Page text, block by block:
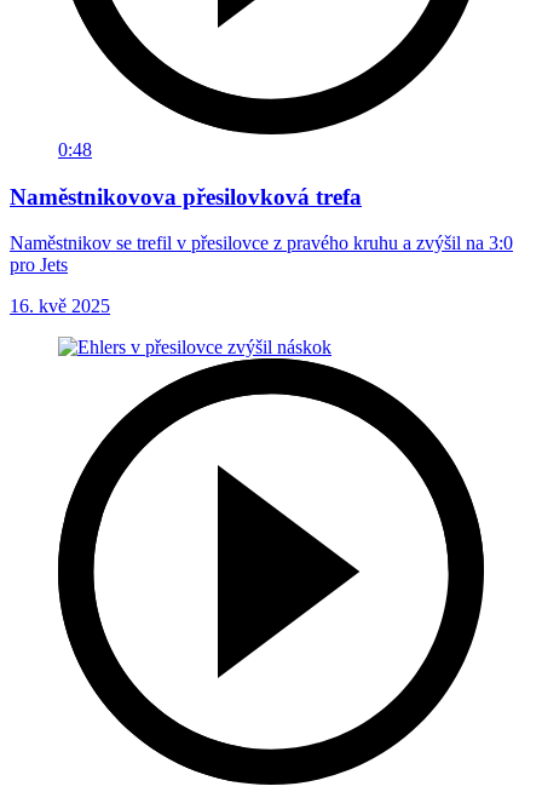
0:48
Naměstnikovova přesilovková trefa
Naměstnikov se trefil v přesilovce z pravého kruhu a zvýšil na 3:0
pro Jets
16. kvě 2025